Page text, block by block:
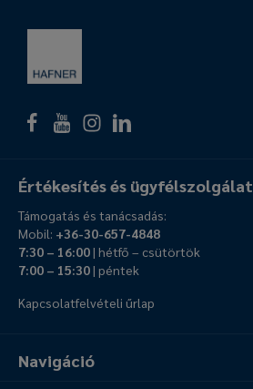
Navigáció
Értékesítés és ügyfélszolgálat
Támogatás és tanácsadás:
Mobil: +36-30-657-4848
7:30 – 16:00| hétfő – csütörtök
7:00 – 15:30| péntek
Kapcsolatfelvételi űrlap